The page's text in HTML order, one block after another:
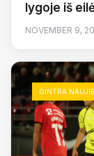
lygoje iš
NOVEMBER 9,
GINTRA